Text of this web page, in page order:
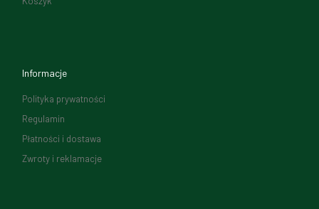
Informacje
Polityka prywatności
Regulamin
Płatności i dostawa
Zwroty i reklamacje